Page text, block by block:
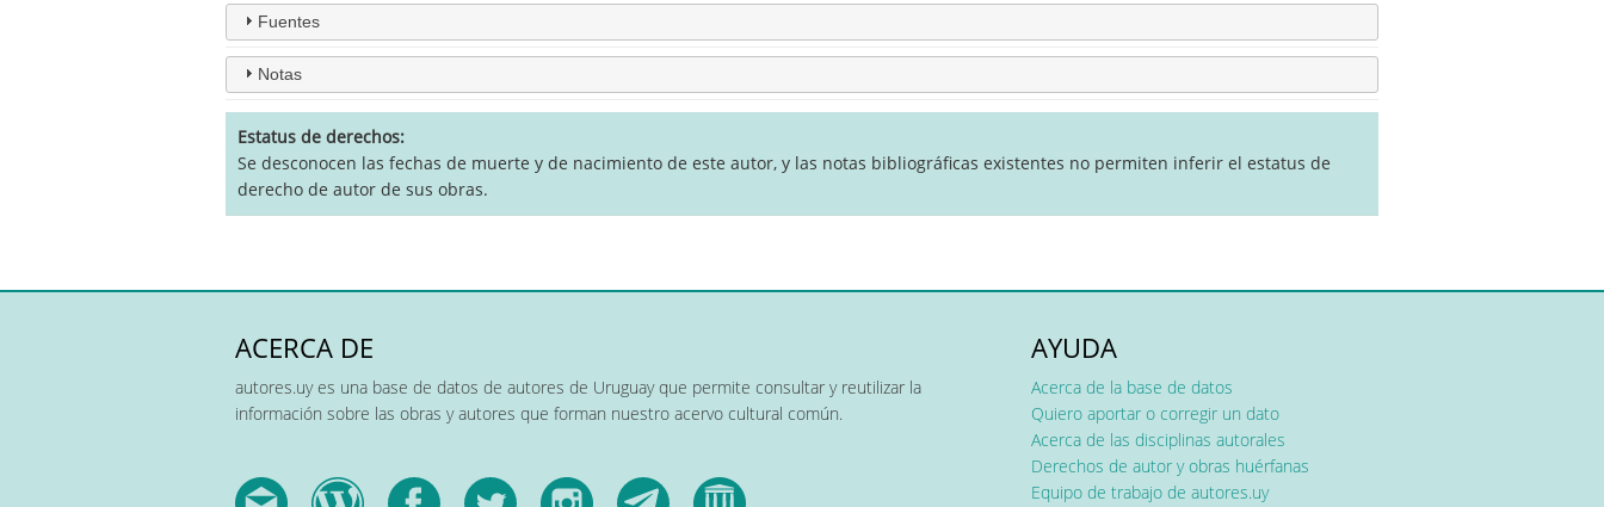
Fuentes
Notas
Estatus de derechos
Se desconocen las fechas de muerte y de nacimiento de este autor, y las notas bibliográficas existentes no permiten inferir el estatus de
derecho de autor de sus obras.
ACERCA DE
autores.uy es una base de datos de autores de Uruguay que permite consultar y reutilizar la
información sobre las obras y autores que forman nuestro acervo cultural común.
AYUDA
Acerca de la base de datos
Quiero aportar o corregir un dato
Acerca de las disciplinas autorales
Derechos de autor y obras huérfanas
Equipo de trabajo de autores.uy